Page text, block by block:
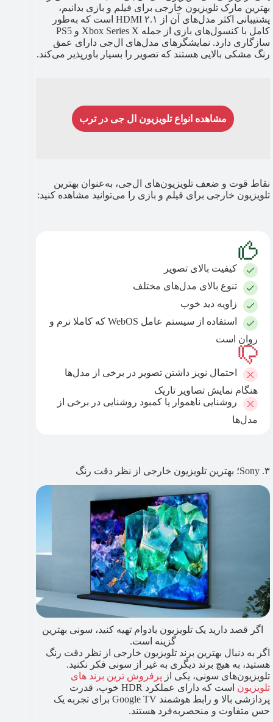
بهترین مارک تلویزیون خارجی برای فیلم و بازی بدانیم،
پشتیبانی اکثر مدل‌های آن از HDMI ۲.۱ است که به‌طور
کامل با کنسول‌های بازی از جمله Xbox Series X و PS5
سازگاری دارد. نمایشگرهای مدل‌های ال‌جی دارای عمق
رنگ مشکی بالایی هستند که تصویر را بسیار باورپذیر می‌کند.
مشاهده انواع تلویزیون ال جی در ترب
نقاط قوت و ضعف تلویزیون‌های ال‌جی، به‌عنوان بهترین
تلویزیون خارجی برای فیلم و بازی را می‌توانید مشاهده کنید:
کیفیت بالای تصویر
تنوع بالای مدل‌های مختلف
زاویه دید خوب
استفاده از سیستم عامل WebOS که کاملا نرم و
روان است
احتمال نویز داشتن تصویر در برخی از مدل‌ها
هنگام نمایش تصاویر تاریک
روشنایی ناهموار یا کمبود روشنایی در برخی از
مدل‌ها
۳. Sony؛ بهترین تلویزیون خارجی از نظر دقت رنگ
اگر قصد دارید یک تلویزیون بادوام تهیه کنید، سونی بهترین
گزینه است.
اگر به دنبال بهترین برند تلویزیون خارجی از نظر دقت رنگ
هستید، به هیچ برند دیگری به غیر از سونی فکر نکنید.
تلویزیون‌های سونی، یکی از پرفروش ترین برند های
تلویزیون
است که دارای عملکرد HDR خوب، قدرت
پردازشی بالا و رابط هوشمند Google TV برای تجربه یک
حس متفاوت و منحصربه‌فرد هستند.